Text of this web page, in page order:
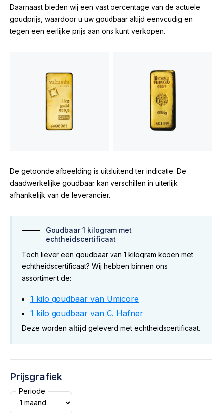
Daarnaast bieden wij een vast percentage van de actuele
goudprijs, waardoor u uw goudbaar altijd eenvoudig en
tegen een eerlijke prijs aan ons kunt verkopen.
De getoonde afbeelding is uitsluitend ter indicatie. De
daadwerkelijke goudbaar kan verschillen in uiterlijk
afhankelijk van de leverancier.
Goudbaar 1 kilogram met
echtheidscertificaat
Toch liever een goudbaar van 1 kilogram kopen met
echtheidscertificaat? Wij hebben binnen ons
assortiment de:
1 kilo goudbaar van Umicore
1 kilo goudbaar van C. Hafner
Deze worden altijd geleverd met echtheidscertificaat.
Prijsgrafiek
Periode